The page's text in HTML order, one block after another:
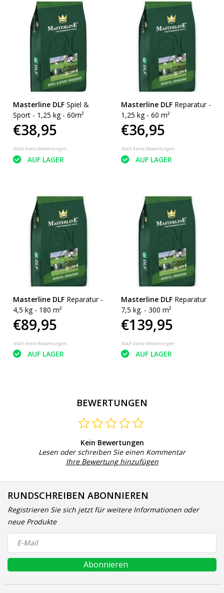
Masterline DLF Spiel &
Sport - 1,25 kg - 60m²
€38,95
Noch keine Bewertungen
AUF LAGER
Masterline DLF Reparatur -
1,25 kg - 60 m²
€36,95
Noch keine Bewertungen
AUF LAGER
Masterline DLF Reparatur -
4,5 kg - 180 m²
€89,95
Noch keine Bewertungen
AUF LAGER
Masterline DLF Reparatur
7,5 kg. - 300 m²
€139,95
Noch keine Bewertungen
AUF LAGER
BEWERTUNGEN
Kein Bewertungen
Lesen oder schreiben Sie einen Kommentar
Ihre Bewertung hinzufügen
RUNDSCHREIBEN ABONNIEREN
Registrieren Sie sich jetzt für weitere Informationen oder
neue Produkte
Abonnieren